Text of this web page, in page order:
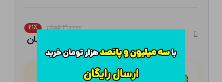
۲۱۰,۰۰۰ تومان ۲۱٪
هـر قسط با تــرب‌پــی: